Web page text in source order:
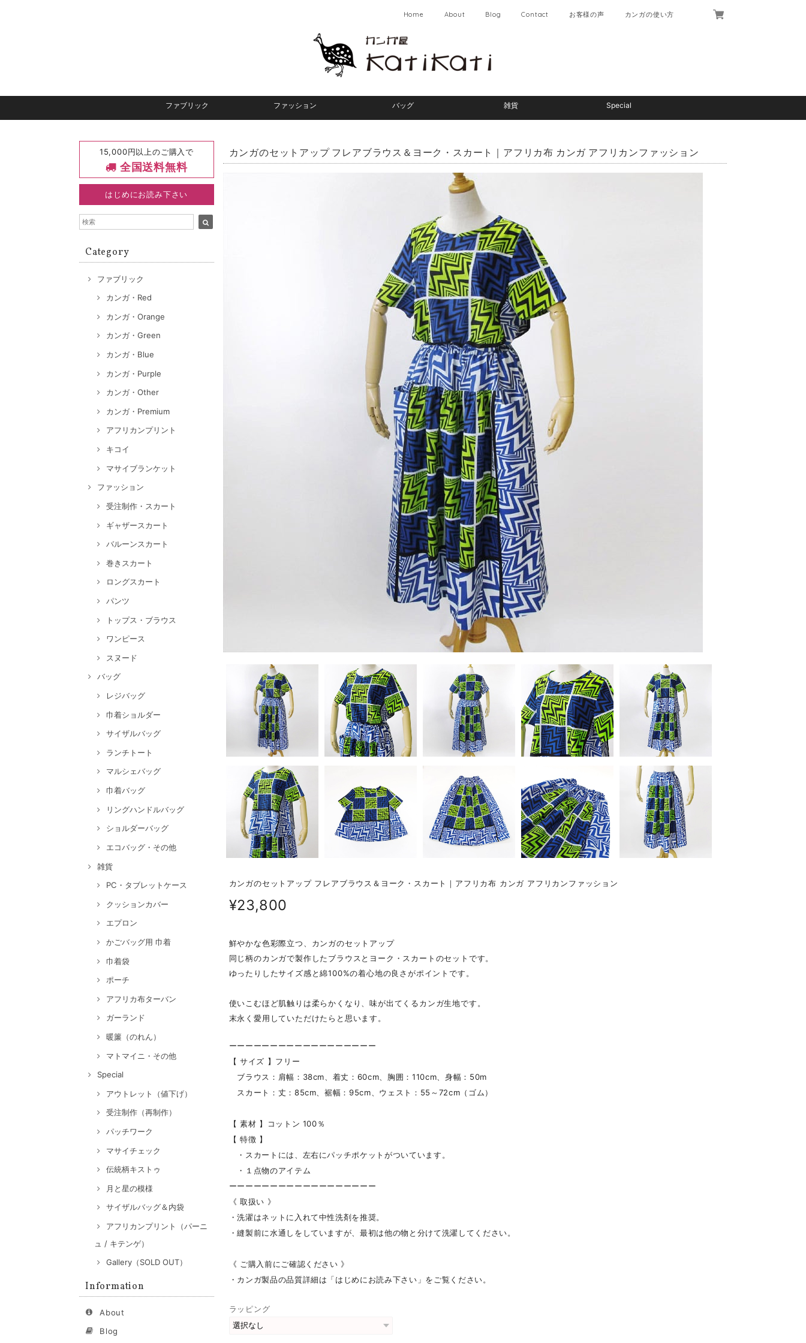
Home About Blog Contact お客様の声 カンガの使い方
ファブリック ファッション バッグ 雑貨 Special
15,000円以上のご購入で
全国送料無料
はじめにお読み下さい
Category
ファブリック
カンガ・Red
カンガ・Orange
カンガ・Green
カンガ・Blue
カンガ・Purple
カンガ・Other
カンガ・Premium
アフリカンプリント
キコイ
マサイブランケット
ファッション
受注制作・スカート
ギャザースカート
バルーンスカート
巻きスカート
ロングスカート
パンツ
トップス・ブラウス
ワンピース
スヌード
バッグ
レジバッグ
巾着ショルダー
サイザルバッグ
ランチトート
マルシェバッグ
巾着バッグ
リングハンドルバッグ
ショルダーバッグ
エコバッグ・その他
雑貨
PC・タブレットケース
クッションカバー
エプロン
かごバッグ用 巾着
巾着袋
ポーチ
アフリカ布ターバン
ガーランド
暖簾（のれん）
マトマイニ・その他
Special
アウトレット（値下げ）
受注制作（再制作）
パッチワーク
マサイチェック
伝統柄キストゥ
月と星の模様
サイザルバッグ＆内袋
アフリカンプリント（パーニ
ュ / キテンゲ）
Gallery（SOLD OUT）
Information
About
Blog
カンガのセットアップ フレアブラウス＆ヨーク・スカート｜アフリカ布 カンガ アフリカンファッション
カンガのセットアップ フレアブラウス＆ヨーク・スカート｜アフリカ布 カンガ アフリカンファッション
¥23,800
鮮やかな色彩際立つ、カンガのセットアップ
同じ柄のカンガで製作したブラウスとヨーク・スカートのセットです。
ゆったりしたサイズ感と綿100%の着心地の良さがポイントです。
使いこむほど肌触りは柔らかくなり、味が出てくるカンガ生地です。
末永く愛用していただけたらと思います。
ーーーーーーーーーーーーーーーーーー
【 サイズ 】フリー
ブラウス：肩幅：38cm、着丈：60cm、胸囲：110cm、身幅：50m
スカート：丈：85cm、裾幅：95cm、ウェスト：55～72cm（ゴム）
【 素材 】コットン 100％
【 特徴 】
・スカートには、左右にパッチポケットがついています。
・１点物のアイテム
ーーーーーーーーーーーーーーーーーー
《 取扱い 》
・洗濯はネットに入れて中性洗剤を推奨。
・縫製前に水通しをしていますが、最初は他の物と分けて洗濯してください。
《 ご購入前にご確認ください 》
・カンガ製品の品質詳細は「はじめにお読み下さい」をご覧ください。
ラッピング